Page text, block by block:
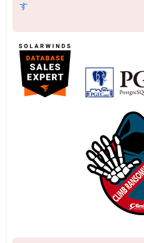
す